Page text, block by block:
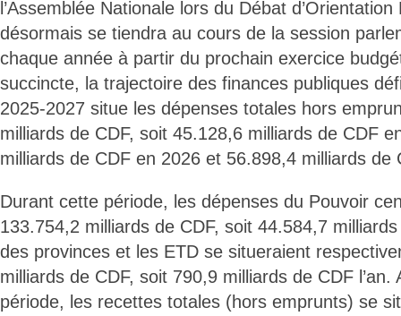
l’Assemblée Nationale lors du Débat
désormais se tiendra au cours de la session
chaque année à partir du prochain exercice
succincte, la trajectoire des finances publiques
2025-2027 situe les dépenses totales hors
milliards de CDF, soit 45.128,6 milliards de CDF
milliards de CDF en 2026 et 56.898,4 milliards de
Durant cette période, les dépenses du Pouvoir
133.754,2 milliards de CDF, soit 44.584,7 milliards
des provinces et les ETD se situeraient
milliards de CDF, soit 790,9 milliards de CDF
période, les recettes totales (hors emprunts) se